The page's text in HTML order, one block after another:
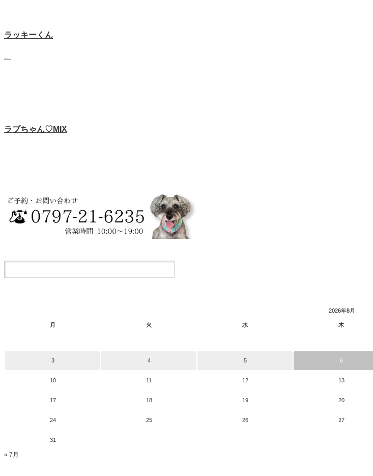
ラッキーくん
ラブちゃん♡MIX
2026年8月
月 火 水 木
3 4 5 6
10 11 12 13
17 18 19 20
24 25 26 27
31
« 7月